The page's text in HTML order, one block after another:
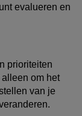
evalueren en
prioriteiten
om het
van je